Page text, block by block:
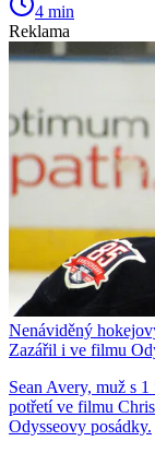
4 min
Reklama
Nenáviděný
Zazářil i ve filmu
Sean Avery, muž s
potřetí ve filmu
Odysseovy posádky.